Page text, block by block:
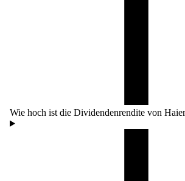
Wie hoch ist die Dividendenrendite von